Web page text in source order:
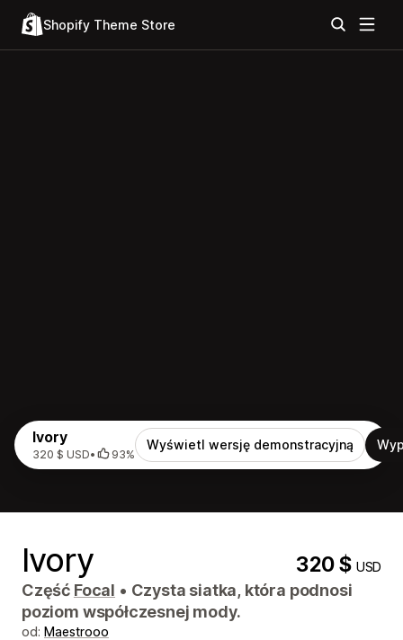
Shopify Theme Store
Ivory
320 $ USD• 93%
Wyświetl wersję demonstracyjną
Ivory 320 $USD
Część Focal • Czysta siatka, która podnosi
poziom współczesnej mody.
od: Maestrooo